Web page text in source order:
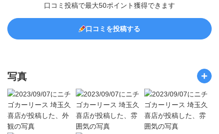
口コミ投稿で最大50ポイント獲得できます
口コミを投稿する
写真